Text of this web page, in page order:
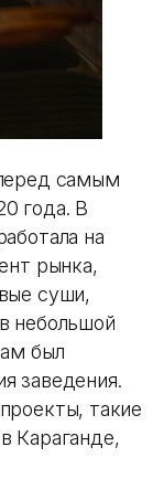
самым
года. В
на
рынка,
суши,
небольшой
был
заведения.
такие
Караганде,